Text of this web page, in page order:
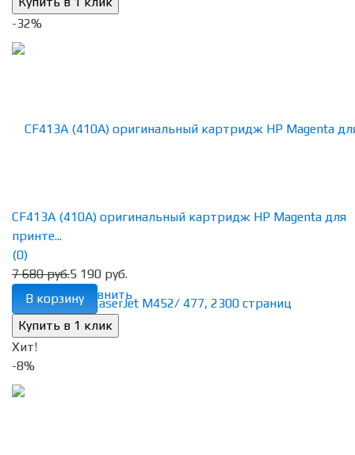
-32%
избранное сравнить
CF413A (410A) оригинальный картридж HP Magenta для
принте...
(0)
7 680 руб.5 190 руб.
В корзину
Хит!
-8%